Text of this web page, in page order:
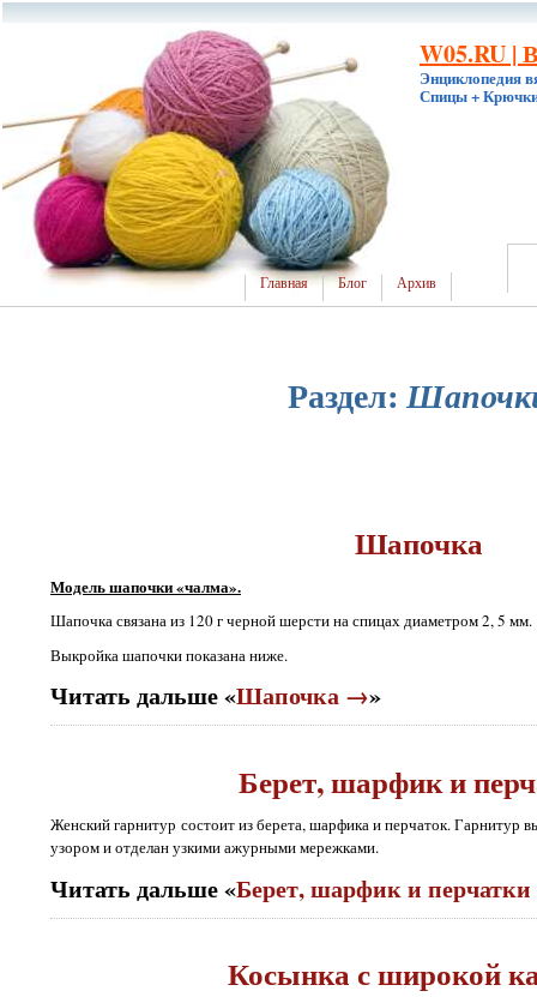
W05.RU |
Энциклопедия
Спицы +
Главная Блог Архив
Раздел:
Шапочка
Модель шапочки «чалма».
Шапочка связана из 120 г черной шерсти на спицах диаметром 2, 5 мм.
Выкройка шапочки показана ниже.
Читать дальше «Шапочка →»
Берет, шарфик и
Женский гарнитур состоит из берета, шарфика и перчаток. Гарнитур
узором и отделан узкими ажурными мережками.
Читать дальше «Берет, шарфик и
Косынка с широкой